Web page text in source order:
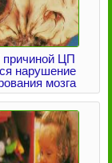
причиной ЦП
нарушение
мозга